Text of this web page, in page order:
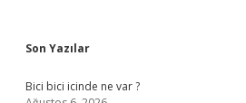
Sidebar
Son Yazılar
Bici bici icinde ne var ?